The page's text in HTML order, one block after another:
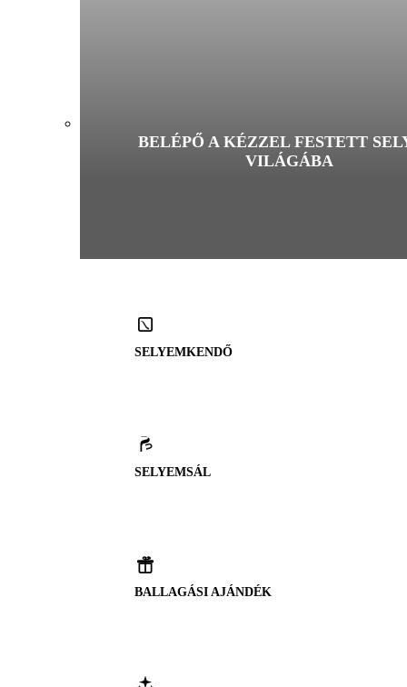
BELÉPŐ A KÉZZEL FESTETT
VILÁGÁBA
SELYEMKENDŐ
SELYEMSÁL
BALLAGÁSI AJÁNDÉK